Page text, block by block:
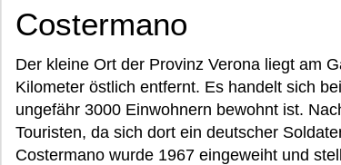
Costermano
Der kleine Ort der Provinz Verona liegt am
Kilometer östlich entfernt. Es handelt sich
ungefähr 3000 Einwohnern bewohnt ist.
Touristen, da sich dort ein deutscher
Costermano wurde 1967 eingeweiht und